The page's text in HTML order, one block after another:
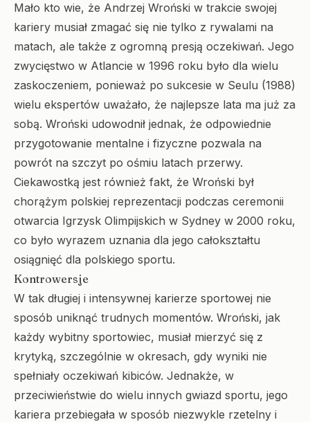
Mało kto wie, że Andrzej Wroński w trakcie swojej
kariery musiał zmagać się nie tylko z rywalami na
matach, ale także z ogromną presją oczekiwań. Jego
zwycięstwo w Atlancie w 1996 roku było dla wielu
zaskoczeniem, ponieważ po sukcesie w Seulu (1988)
wielu ekspertów uważało, że najlepsze lata ma już za
sobą. Wroński udowodnił jednak, że odpowiednie
przygotowanie mentalne i fizyczne pozwala na
powrót na szczyt po ośmiu latach przerwy.
Ciekawostką jest również fakt, że Wroński był
chorążym polskiej reprezentacji podczas ceremonii
otwarcia Igrzysk Olimpijskich w Sydney w 2000 roku,
co było wyrazem uznania dla jego całokształtu
osiągnięć dla polskiego sportu.
Kontrowersje
W tak długiej i intensywnej karierze sportowej nie
sposób uniknąć trudnych momentów. Wroński, jak
każdy wybitny sportowiec, musiał mierzyć się z
krytyką, szczególnie w okresach, gdy wyniki nie
spełniały oczekiwań kibiców. Jednakże, w
przeciwieństwie do wielu innych gwiazd sportu, jego
kariera przebiegała w sposób niezwykle rzetelny i